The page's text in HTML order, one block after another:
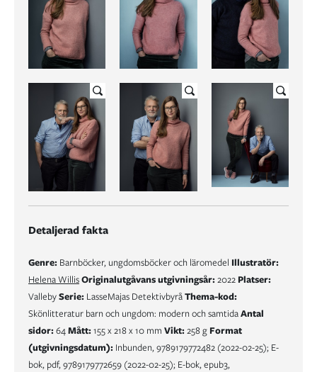
Detaljerad fakta
Genre: Barnböcker, ungdomsböcker och läromedel Illustratör:
Helena WillisOriginalutgåvans utgivningsår: 2022 Platser:
VallebySerie: LasseMajas DetektivbyråThema-kod:
Skönlitteratur barn och ungdom: modern och samtidaAntal
sidor: 64Mått: 155 x 218 x 10 mm Vikt: 258 g Format
(utgivningsdatum): Inbunden, 9789179772482 (2022-02-25); E-
bok, pdf, 9789179772659 (2022-02-25); E-bok, epub3,